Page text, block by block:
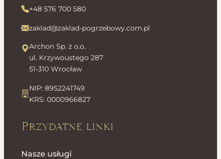
+48 576 700 580
zaklad@zaklad-pogrzebowy.com.pl
Archon Sp. z o.o.
ul. Krzywoustego 287
51-310 Wrocław
NIP: 8952241749
KRS: 0000966827
Przydatne linki
Nasze usługi